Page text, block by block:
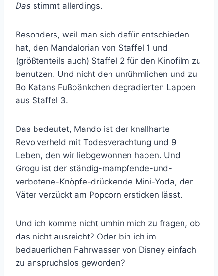
Das stimmt allerdings.
Besonders, weil man sich dafür entschieden
hat, den Mandalorian von Staffel 1 und
(größtenteils auch) Staffel 2 für den Kinofilm zu
benutzen. Und nicht den unrühmlichen und zu
Bo Katans Fußbänkchen degradierten Lappen
aus Staffel 3.
Das bedeutet, Mando ist der knallharte
Revolverheld mit Todesverachtung und 9
Leben, den wir liebgewonnen haben. Und
Grogu ist der ständig-mampfende-und-
verbotene-Knöpfe-drückende Mini-Yoda, der
Väter verzückt am Popcorn ersticken lässt.
Und ich komme nicht umhin mich zu fragen, ob
das nicht ausreicht? Oder bin ich im
bedauerlichen Fahrwasser von Disney einfach
zu anspruchslos geworden?